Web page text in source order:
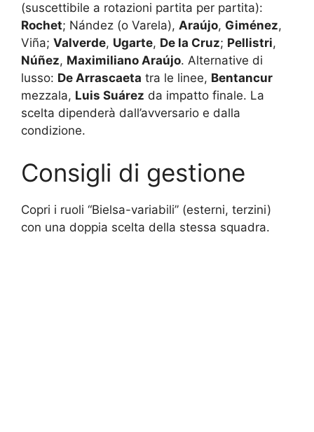
(suscettibile a rotazioni partita per partita):
Rochet; Nández (o Varela), Araújo, Giménez,
Viña; Valverde, Ugarte, De la Cruz; Pellistri,
Núñez, Maximiliano Araújo. Alternative di
lusso: De Arrascaeta tra le linee, Bentancur
mezzala, Luis Suárez da impatto finale. La
scelta dipenderà dall’avversario e dalla
condizione.
Consigli di gestione
Copri i ruoli “Bielsa-variabili” (esterni, terzini)
con una doppia scelta della stessa squadra.